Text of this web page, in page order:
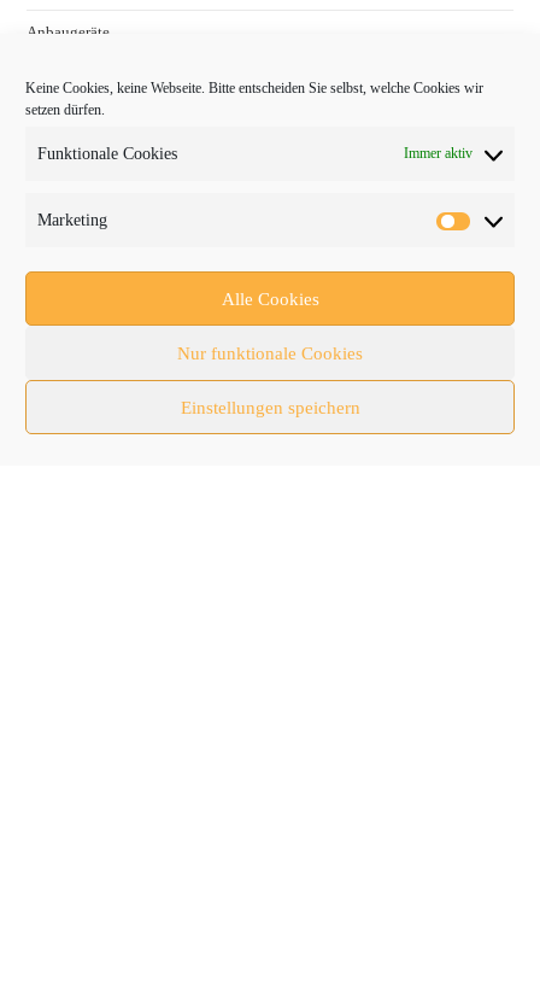
Keine Cookies, keine Webseite. Bitte entscheiden Sie selbst, welche Cookies wir
setzen dürfen.
Funktionale Cookies Immer aktiv
Marketing
Alle Cookies
Nur funktionale Cookies
Einstellungen speichern
Anbaugeräte
Baumaschinen
Fachmessen
Nutzfahrzeuge
RATL 2025 | RecyclingAKTIV & TiefbauLIVE